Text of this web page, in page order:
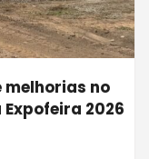
melhorias no
2026